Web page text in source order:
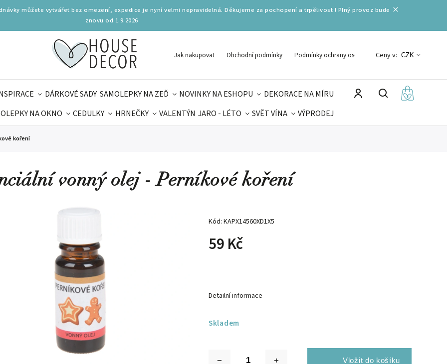
můžete vytvářet bez omezení, expedice je nyní velmi nepravidelná. Děkujeme za pochopení a trpělivost ! Plný provoz bude
znovu od 1.9.2026
Jak nakupovat Obchodní podmínky Podmínky ochrany osobních údajů
Ceny v: CZK
DÁRKOVÉ SADY SAMOLEPKY NA ZEĎ NOVINKY NA ESHOPU
DEKORACE NA MÍRU
NA OKNO CEDULKY HRNEČKY VALENTÝN JARO - LÉTO SVĚT VÍNA
VÝPRODEJ
koření
vonný olej - Perníkové koření
Kód: KAPX14560XD1X5
59 Kč
Skladem
Detailní informace